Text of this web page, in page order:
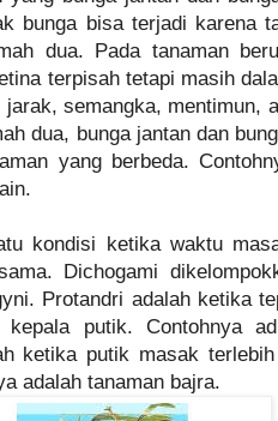
bunga bisa terjadi karena
dua. Pada tanaman
terpisah tetapi masih
semangka, mentimun,
dua, bunga jantan dan
yang berbeda.
kondisi ketika waktu
Dichogami
Protandri adalah ketika
kepala putik. Contohnya
ketika putik masak
adalah tanaman bajra.